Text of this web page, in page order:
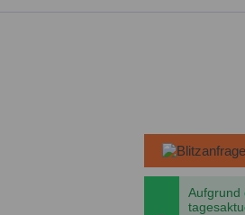
Aufgrund